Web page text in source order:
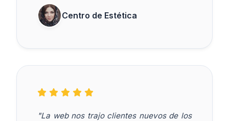
Centro de Estética
"La web nos trajo clientes nuevos de los